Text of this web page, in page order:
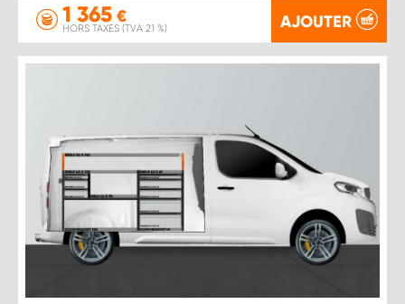
1 365 €
HORS TAXES (TVA 21 %) AJOUTER